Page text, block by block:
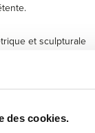
des cookies.
et sculpturale
repose sur un
bois (ou en
sol, créant
est soutenue